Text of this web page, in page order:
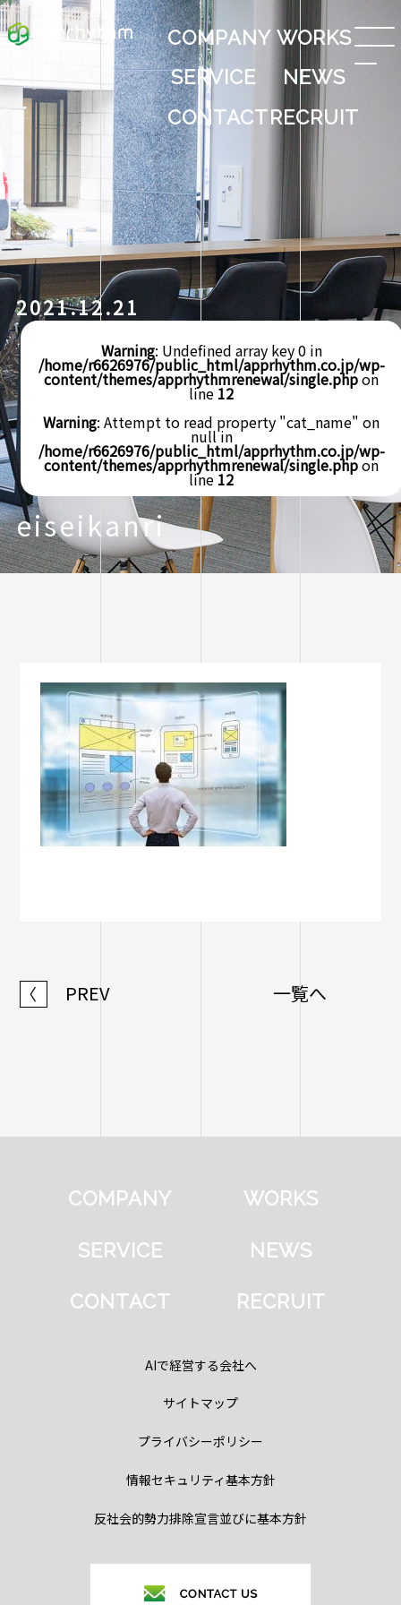
COMPANY WORKS
SERVICE
NEWS
CONTACTRECRUIT
2021.12.21
Warning: Undefined array key 0 in
/home/r6626976/public_html/apprhythm.co.jp/wp-
content/themes/apprhythmrenewal/single.phpon
line 12
Warning: Attempt to read property "cat_name" on
null in
/home/r6626976/public_html/apprhythm.co.jp/wp-
content/themes/apprhythmrenewal/single.phpon
line 12
eiseikanri
〈 PREV 一覧へ
COMPANY WORKS
SERVICE NEWS
CONTACT RECRUIT
AIで経営する会社へ
サイトマップ
プライバシーポリシー
情報セキュリティ基本方針
反社会的勢力排除宣言並びに基本方針